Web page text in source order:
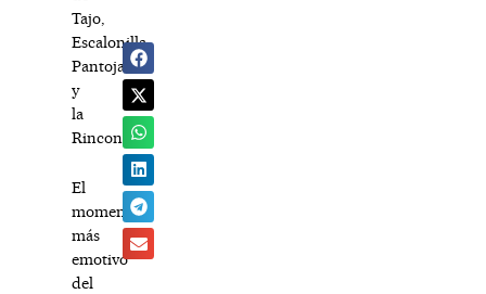
Tajo,
Escalonilla,
Pantoja
y
la
Rinconada.
El
momento
más
emotivo
del